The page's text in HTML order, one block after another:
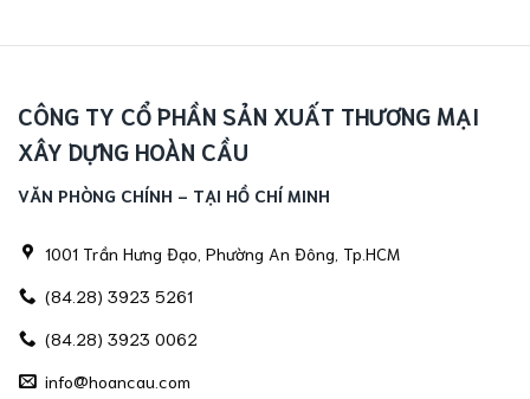
CÔNG TY CỔ PHẦN SẢN XUẤT THƯƠNG MẠI
XÂY DỰNG HOÀN CẦU
VĂN PHÒNG CHÍNH - TẠI HỒ CHÍ MINH
1001 Trần Hưng Đạo, Phường An Đông, Tp.HCM
(84.28) 3923 5261
(84.28) 3923 0062
info@hoancau.com